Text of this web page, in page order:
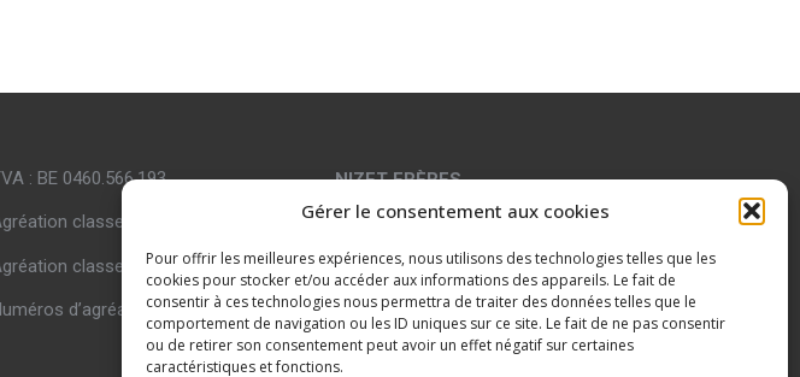
Gérer le consentement aux cookies
Pour offrir les meilleures expériences, nous utilisons des technologies telles que les
cookies pour stocker et/ou accéder aux informations des appareils. Le fait de
consentir à ces technologies nous permettra de traiter des données telles que le
comportement de navigation ou les ID uniques sur ce site. Le fait de ne pas consentir
ou de retirer son consentement peut avoir un effet négatif sur certaines
caractéristiques et fonctions.
: BE 0460.566.193
classe 1 catégorie C5-1G5
classe 2 catégorie C1
d’agréation : 28842
NIZET FRÈRES
35, rue du château d’eau
B- 4680 Oupeye
Tél. :04/264.17.89 –Fax :04/248.26.10
GSM :0496/28.37.91 – 0496/28.37.89
Email :info@nizet-freres.be